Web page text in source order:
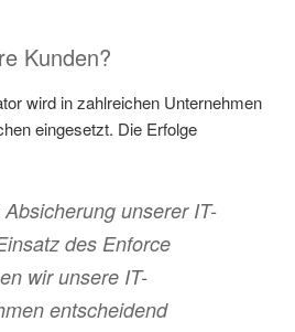
Kunden?
wird in zahlreichen Unternehmen
eingesetzt. Die Erfolge
unserer IT-
des Enforce
wir unsere IT-
entscheidend